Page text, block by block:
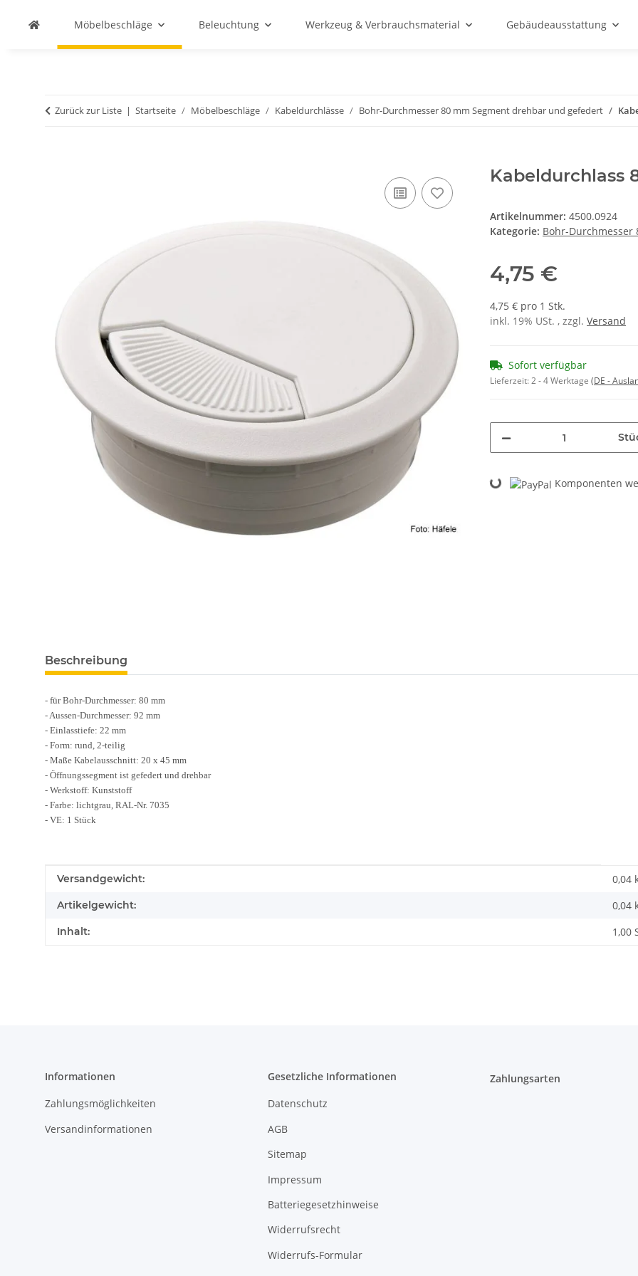
Möbelbeschläge Beleuchtung Werkzeug & Verbrauchsmaterial Gebäudeausstattung
Zurück zur Liste Startseite Möbelbeschläge Kabeldurchlässe Bohr-Durchmesser 80 mm Segment drehbar und gefedert
Kabeldurchlass
Artikelnummer: 4500.0924
Kategorie: Bohr-
4,75 €
4,75 € pro 1 Stk.
inkl. 19% USt. , zzgl. Versand
Sofort verfügbar
Lieferzeit:2 - 4 Werktage (DE -
Loading... Komponenten
Beschreibung
- für Bohr-Durchmesser: 80 mm
- Aussen-Durchmesser: 92 mm
- Einlasstiefe: 22 mm
- Form: rund, 2-teilig
- Maße Kabelausschnitt: 20 x 45 mm
- Öffnungssegment ist gefedert und drehbar
- Werkstoff: Kunststoff
- Farbe: lichtgrau, RAL-Nr. 7035
- VE: 1 Stück
Produkteigenschaft
Wert
Versandgewicht: 0,04
Artikelgewicht: 0,04
Inhalt: 1,00
Informationen
Zahlungsmöglichkeiten
Versandinformationen
Gesetzliche Informationen
Datenschutz
AGB
Sitemap
Impressum
Batteriegesetzhinweise
Widerrufsrecht
Widerrufs-Formular
Zahlungsarten